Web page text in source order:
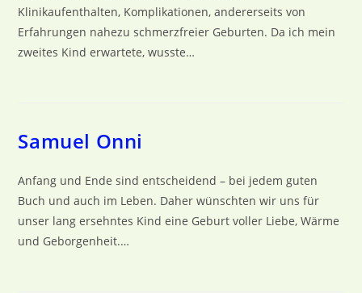
Klinikaufenthalten, Komplikationen, andererseits von
Erfahrungen nahezu schmerzfreier Geburten. Da ich mein
zweites Kind erwartete, wusste…
Samuel Onni
Anfang und Ende sind entscheidend – bei jedem guten
Buch und auch im Leben. Daher wünschten wir uns für
unser lang ersehntes Kind eine Geburt voller Liebe, Wärme
und Geborgenheit.…